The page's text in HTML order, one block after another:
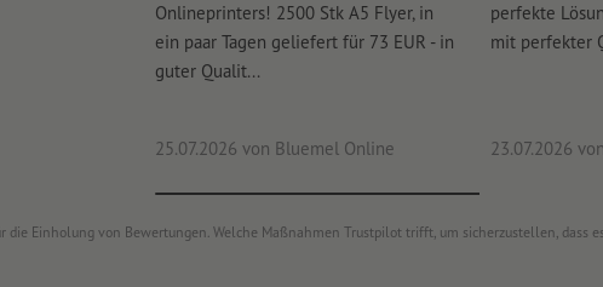
Onlineprinters! 2500 Stk A5 Flyer, in
ein paar Tagen geliefert für 73 EUR - in
guter Qualit...
25.07.2026 von Bluemel Online
perfekte
mit perfekter
23.07.2026
Einholung von Bewertungen. Welche Maßnahmen Trustpilot trifft, um sicherzustellen, dass